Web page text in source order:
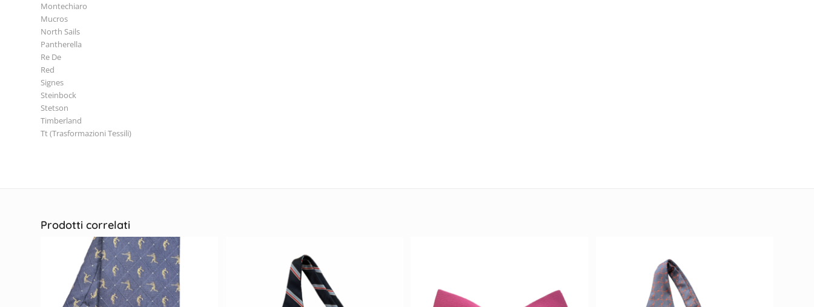
Montechiaro
Mucros
North Sails
Pantherella
Re De
Red
Signes
Steinbock
Stetson
Timberland
Tt (Trasformazioni Tessili)
Prodotti correlati